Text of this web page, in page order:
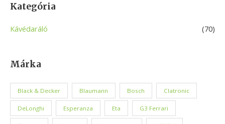
Kategória
Kávédaráló (70)
Márka
Black & Decker Blaumann Bosch Clatronic
DeLonghi Esperanza Eta G3 Ferrari